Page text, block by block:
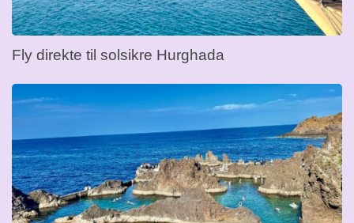
Fly direkte til solsikre Hurghada